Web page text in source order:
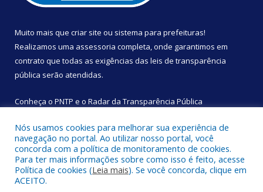
Muito mais que criar site ou sistema para prefeituras!
Realizamos uma assessoria completa, onde garantimos em
contrato que todas as exigências das leis de transparência
pública serão atendidas.
Conheça o PNTP e o Radar da Transparência Pública
Todos os direitos reservados a Câmara Municipal de São
Sebastião da Boa Vista.
Nós usamos cookies para melhorar sua experiência de
navegação no portal. Ao utilizar nosso portal, você
concorda com a política de monitoramento de cookies.
Para ter mais informações sobre como isso é feito, acesse
Política de cookies (Leia mais). Se você concorda, clique em
ACEITO.